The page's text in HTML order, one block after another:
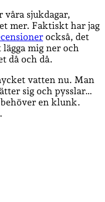
sjukdagar,
mer. Faktiskt har jag
också, det
mig ner och
då och då.
vatten nu. Man
sig och pysslar…
en klunk.